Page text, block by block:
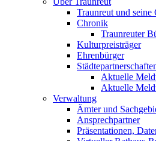
Traunreut und seine
Chronik
Traunreuter
Kulturpreisträger
Ehrenbürger
Aktuelle
Aktuelle
Verwaltung
Ämter und
Ansprechpartner
Präsentationen,